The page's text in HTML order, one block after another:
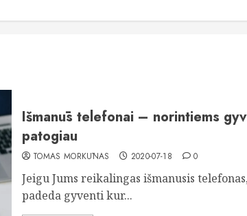
Išmanūs telefonai – norintiems
patogiau
TOMAS MORKŪNAS 2020-07-18 0
Jeigu Jums reikalingas išmanusis
padeda gyventi kur...